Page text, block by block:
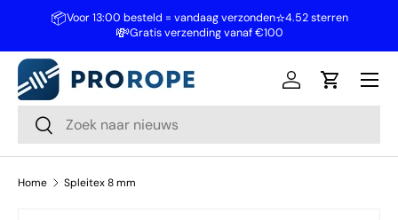
Ga naar inhoud
📦Voor 13:00 besteld = vandaag verzonden⭐4.52 sterren
💸Gratis verzending vanaf €100
Zoeken
Zoeken
Inloggen
Home Spleitex 8 mm